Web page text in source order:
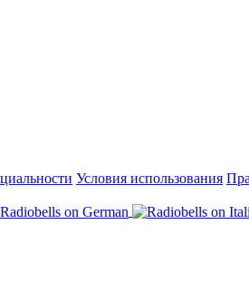
Условия использования